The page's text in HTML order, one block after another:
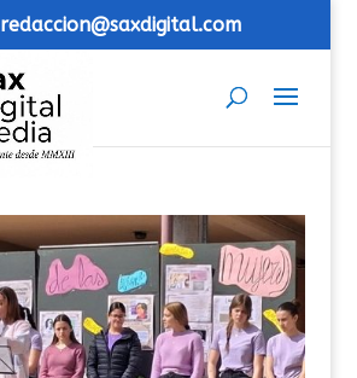
redaccion@saxdigital.com